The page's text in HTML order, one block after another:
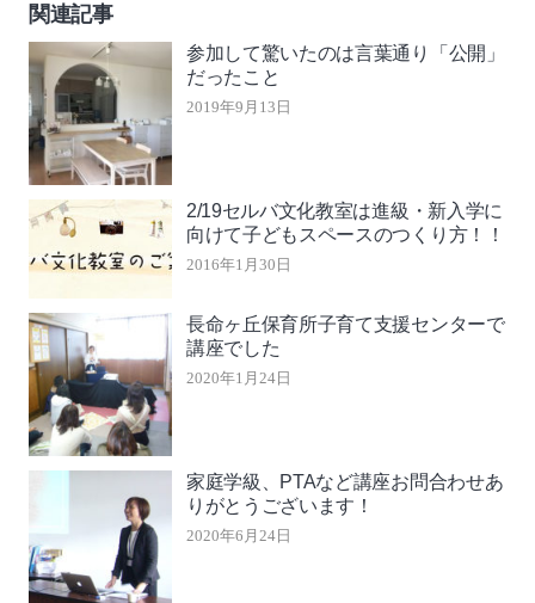
関連記事
参加して驚いたのは言葉通り「公開」
だったこと
2019年9月13日
2/19セルバ文化教室は進級・新入学に
向けて子どもスペースのつくり方！！
2016年1月30日
長命ヶ丘保育所子育て支援センターで
講座でした
2020年1月24日
家庭学級、PTAなど講座お問合わせあ
りがとうございます！
2020年6月24日